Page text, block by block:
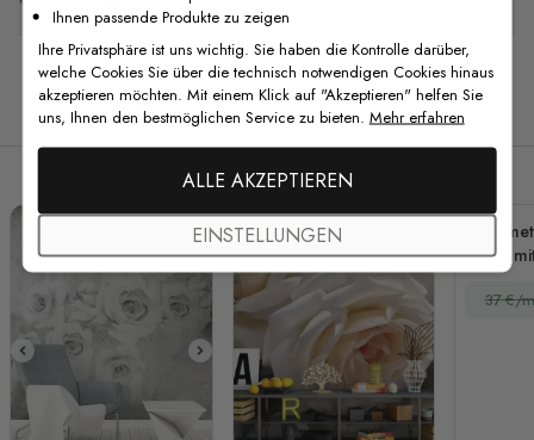
Verwandte Produkte
37 €/
Ihnen passende Produkte zu zeigen
Ihre Privatsphäre ist uns wichtig. Sie haben die Kontrolle darüber,
welche Cookies Sie über die technisch notwendigen Cookies hinaus
akzeptieren möchten. Mit einem Klick auf "Akzeptieren" helfen Sie
uns, Ihnen den bestmöglichen Service zu bieten. Mehr erfahren
ALLE AKZEPTIEREN
EINSTELLUNGEN